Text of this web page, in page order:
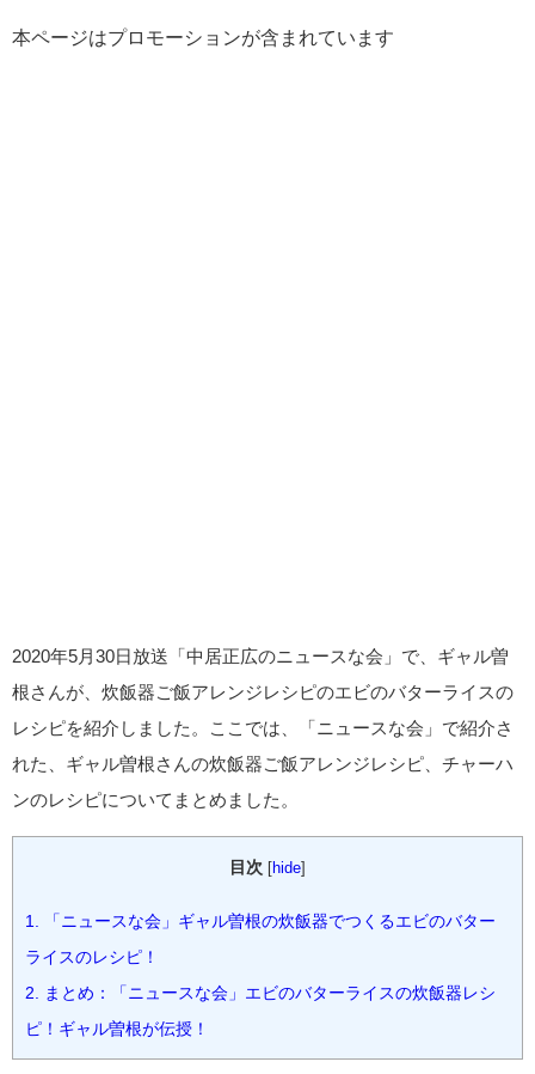
本ページはプロモーションが含まれています
2020年5月30日放送「中居正広のニュースな会」で、ギャル曽
根さんが、炊飯器ご飯アレンジレシピのエビのバターライスの
レシピを紹介しました。ここでは、「ニュースな会」で紹介さ
れた、ギャル曽根さんの炊飯器ご飯アレンジレシピ、チャーハ
ンのレシピについてまとめました。
目次 [hide]
1. 「ニュースな会」ギャル曽根の炊飯器でつくるエビのバター
ライスのレシピ！
2. まとめ：「ニュースな会」エビのバターライスの炊飯器レシ
ピ！ギャル曽根が伝授！